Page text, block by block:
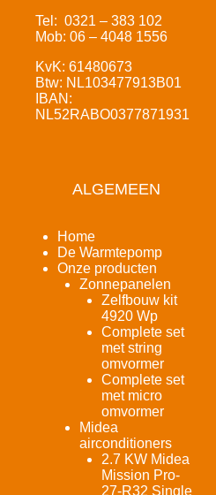
Tel: 0321 – 383 102
Mob: 06 – 4048 1556
KvK: 61480673
Btw: NL103477913B01
IBAN:
NL52RABO0377871931
ALGEMEEN
Home
De Warmtepomp
Onze producten
Zonnepanelen
Zelfbouw kit
4920 Wp
Complete set
met string
omvormer
Complete set
met micro
omvormer
Midea
airconditioners
2.7 KW Midea
Mission Pro-
27-R32 Single